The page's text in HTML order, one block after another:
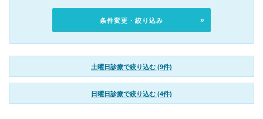
条件変更・絞り込み
土曜日診療で絞り込む (9件)
日曜日診療で絞り込む (4件)